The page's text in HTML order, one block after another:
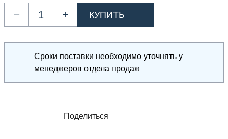
– +
Сроки поставки необходимо уточнять у
менеджеров отдела продаж
Поделиться